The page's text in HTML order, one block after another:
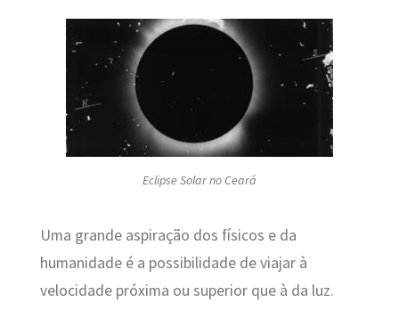
Eclipse Solar no Ceará
Uma grande aspiração dos físicos e da
humanidade é a possibilidade de viajar à
velocidade próxima ou superior que à da luz.